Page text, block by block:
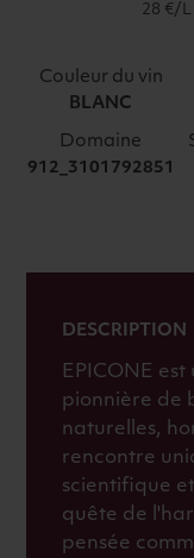
28 €/L
Couleur du vin
BLANC
Domaine
912_3101792851
DESCRIPTION
EPICONE
pionnière de
naturelles,
rencontre
scientifique
quête de
pensée